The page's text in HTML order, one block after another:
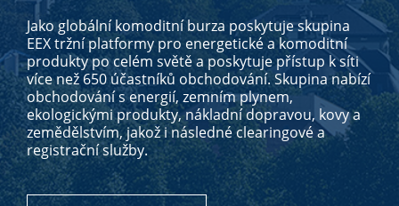
Jako globální komoditní burza poskytuje skupina
EEX tržní platformy pro energetické a komoditní
produkty po celém světě a poskytuje přístup k síti
více než 650 účastníků obchodování. Skupina nabízí
obchodování s energií, zemním plynem,
ekologickými produkty, nákladní dopravou, kovy a
zemědělstvím, jakož i následné clearingové a
registrační služby.